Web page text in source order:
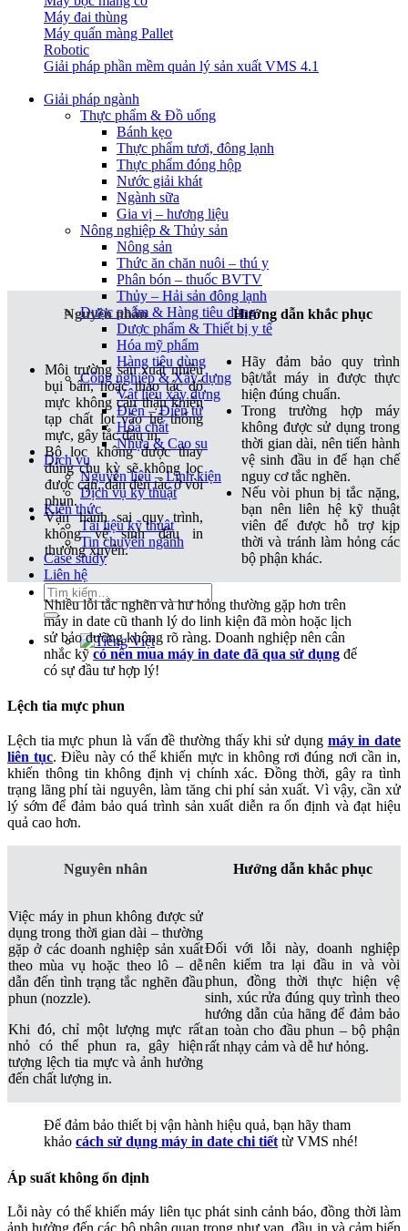
Máy đai thùng
Máy quấn màng Pallet
Robotic
Giải pháp phần mềm quản lý sản xuất VMS 4.1
Giải pháp ngành
Thực phẩm & Đồ uống
Bánh kẹo
Thực phẩm tươi, đông lạnh
Thực phẩm đóng hộp
Nước giải khát
Ngành sữa
Gia vị – hương liệu
Nông nghiệp & Thủy sản
Nông sản
Thức ăn chăn nuôi – thú y
Phân bón – thuốc BVTV
Thủy – Hải sản đông lạnh
Dược phẩm & Hàng tiêu dùng
Dược phẩm & Thiết bị y tế
Hóa mỹ phẩm
Hàng tiêu dùng
Công nghiệp & Xây dựng
Vật liệu xây dựng
Điện – Điện tử
Hóa chất
Nhựa & Cao su
Dịch vụ
Nguyên liệu – Linh kiện
Dịch vụ kỹ thuật
Kiến thức
Tài liệu kỹ thuật
Tin chuyên ngành
Case study
Liên hệ
Tìm
kiếm:
Nguyên nhân Hướng dẫn khắc phục
Môi trường sản xuất nhiều
bụi bẩn, hoặc thao tác đổ
mực không cẩn thận khiến
tạp chất lọt vào hệ thống
mực, gây tắc đầu in.
Bộ lọc không được thay
đúng chu kỳ sẽ không lọc
được cặn, dẫn đến tắc ở vòi
phun.
Vận hành sai quy trình,
không vệ sinh đầu in
thường xuyên.
Hãy đảm bảo quy trình
bật/tắt máy in được thực
hiện đúng chuẩn.
Trong trường hợp máy
không được sử dụng trong
thời gian dài, nên tiến hành
vệ sinh đầu in để hạn chế
nguy cơ tắc nghẽn.
Nếu vòi phun bị tắc nặng,
bạn nên liên hệ kỹ thuật
viên để được hỗ trợ kịp
thời và tránh làm hỏng các
bộ phận khác.
Nhiều lỗi tắc nghẽn và hư hỏng thường gặp hơn trên
máy in date cũ thanh lý do linh kiện đã mòn hoặc lịch
sử bảo dưỡng không rõ ràng. Doanh nghiệp nên cân
nhắc kỹ có nên mua máy in date đã qua sử dụng để
có sự đầu tư hợp lý!
Lệch tia mực phun
Lệch tia mực phun là vấn đề thường thấy khi sử dụng máy in date
liên tục. Điều này có thể khiến mực in không rơi đúng nơi cần in,
khiến thông tin không định vị chính xác. Đồng thời, gây ra tình
trạng lãng phí tài nguyên, làm tăng chi phí sản xuất. Vì vậy, cần xử
lý sớm để đảm bảo quá trình sản xuất diễn ra ổn định và đạt hiệu
quả cao hơn.
Nguyên nhân Hướng dẫn khắc phục
Việc máy in phun không được sử
dụng trong thời gian dài – thường
gặp ở các doanh nghiệp sản xuất
theo mùa vụ hoặc theo lô – dễ
dẫn đến tình trạng tắc nghẽn đầu
phun (nozzle).
Khi đó, chỉ một lượng mực rất
nhỏ có thể phun ra, gây hiện
tượng lệch tia mực và ảnh hưởng
đến chất lượng in.
Đối với lỗi này, doanh nghiệp
nên kiểm tra lại đầu in và vòi
phun, đồng thời thực hiện vệ
sinh, xúc rửa đúng quy trình theo
hướng dẫn của hãng để đảm bảo
an toàn cho đầu phun – bộ phận
rất nhạy cảm và dễ hư hỏng.
Để đảm bảo thiết bị vận hành hiệu quả, bạn hãy tham
khảo cách sử dụng máy in date chi tiết từ VMS nhé!
Áp suất không ổn định
Lỗi này có thể khiến máy liên tục phát sinh cảnh báo, đồng thời làm